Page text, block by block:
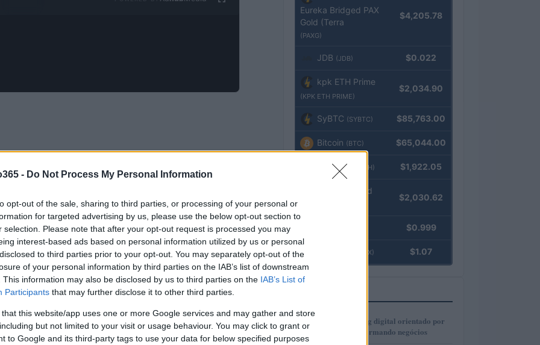
- Do Not Process My Personal Information
opt-out of the sale, sharing to third parties, or processing of your personal or
for targeted advertising by us, please use the below opt-out section to
selection. Please note that after your opt-out request is processed you may
interest-based ads based on personal information utilized by us or personal
to third parties prior to your opt-out. You may separately opt-out of the
of your personal information by third parties on the IAB’s list of downstream
This information may also be disclosed by us to third parties on the IAB’s List of
Participants that may further disclose it to other third parties.
that this website/app uses one or more Google services and may gather and store
but not limited to your visit or usage behaviour. You may click to grant or
to Google and its third-party tags to use your data for below specified purposes
Eureka Bridged PAX
Gold (Terra
(PAXG)
$4,205.78
JDB (JDB) $0.022
kpk ETH Prime
(KPK ETH PRIME)
$2,034.90
SyBTC (SYBTC) $85,763.00
Bitcoin (BTC) $65,044.00
Ethereum (ETH) $1,922.05
kpk ETH Yield
$2,030.62
$0.999
(USDEX) $1.07
1
Como o marketing digital orientado por
dados está transformando negócios